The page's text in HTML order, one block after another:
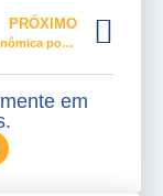
PRÓXIMO
Liberdade econômica pode ter cortes
em